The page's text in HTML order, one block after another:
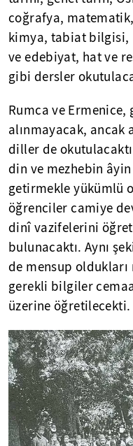
coğrafya,
kimya, tabiat bilgisi,
ve edebiyat, hat ve
gibi dersler
Rumca ve Ermenice,
alınmayacak,
diller de
din ve mezhebin
getirmekle yükümlü
öğrenciler camiye
dinî vazifelerini
bulunacaktı. Aynı
de mensup
gerekli bilgiler
üzerine öğretilecekti.